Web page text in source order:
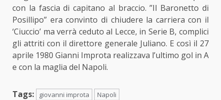
con la fascia di capitano al braccio. ”Il Baronetto di
Posillipo” era convinto di chiudere la carriera con il
‘Ciuccio’ ma verrà ceduto al Lecce, in Serie B, complici
gli attriti con il direttore generale Juliano. E così il 27
aprile 1980 Gianni Improta realizzava l’ultimo gol in A
e con la maglia del Napoli.
Tags: giovanni improta Napoli